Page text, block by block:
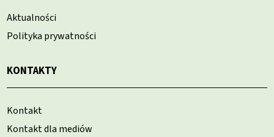
Aktualności
Polityka prywatności
KONTAKTY
Kontakt
Kontakt dla mediów